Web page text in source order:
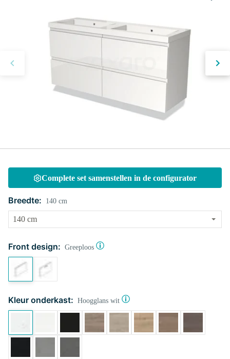
Complete set samenstellen in de configurator
Breedte: 140 cm
Front design: Greeploos
Kleur onderkast: Hoogglans wit